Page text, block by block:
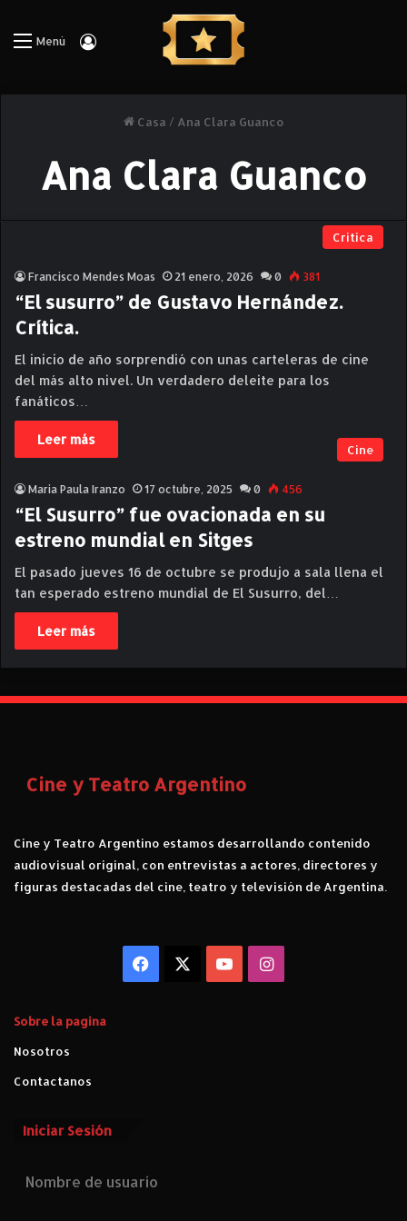
Menú Iniciar Sesión
Casa / Ana Clara Guanco
Ana Clara Guanco
Critica
Francisco Mendes Moas 21 enero, 2026 0 381
“El susurro” de Gustavo Hernández.
Crítica.
El inicio de año sorprendió con unas carteleras de cine
del más alto nivel. Un verdadero deleite para los
fanáticos…
Leer más
Cine
Maria Paula Iranzo 17 octubre, 2025 0 456
“El Susurro” fue ovacionada en su
estreno mundial en Sitges
El pasado jueves 16 de octubre se produjo a sala llena el
tan esperado estreno mundial de El Susurro, del…
Leer más
Cine y Teatro Argentino
Cine y Teatro Argentino estamos desarrollando contenido
audiovisual original, con entrevistas a actores, directores y
figuras destacadas del cine, teatro y televisión de Argentina.
Facebook YouTubeInstagram
Sobre la pagina
Nosotros
Contactanos
Iniciar Sesión